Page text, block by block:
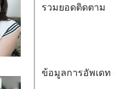
รวมยอดติดตาม
ข้อมูลการอัพเดท